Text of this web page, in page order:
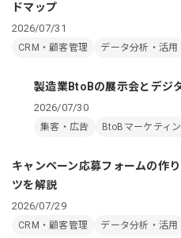
ドマップ
2026/07/31
CRM・顧客管理 データ分析・活用
製造業BtoBの展示会とデジ
2026/07/30
集客・広告 BtoBマーケティ
キャンペーン応募フォームの作
ツを解説
2026/07/29
CRM・顧客管理 データ分析・活用